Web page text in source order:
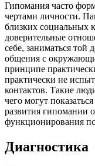
Гипомания часто
чертами личности.
близких социальных
доверительные
себе, заниматься той
общения с
принципе
практически не
контактов. Такие
чего могут
развития гипомании
функционирования
Диагностика